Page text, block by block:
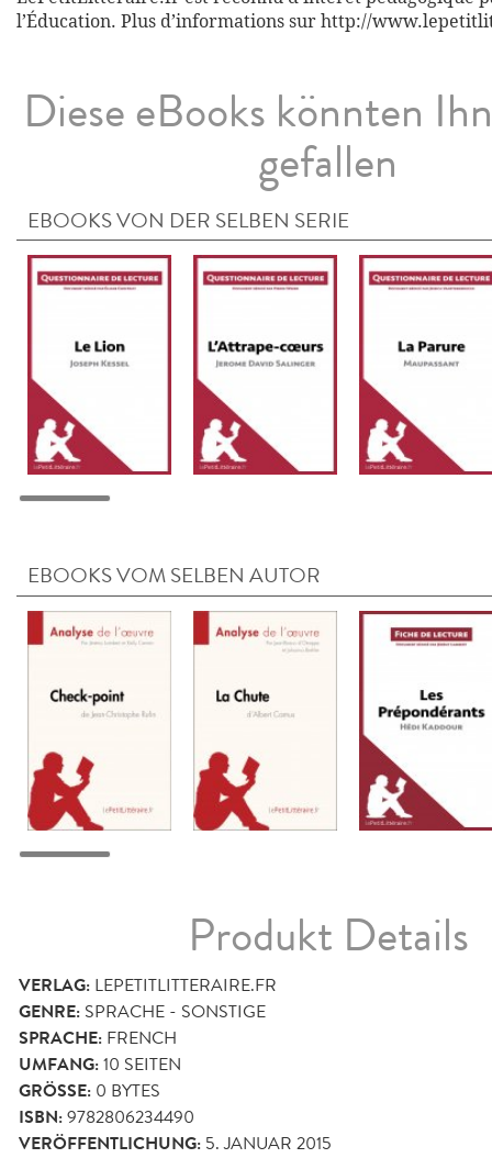
l’Éducation. Plus d’informations sur http://
Diese eBooks könnten
gefallen
EBOOKS VON DER SELBEN SERIE
EBOOKS VOM SELBEN AUTOR
Produkt Details
VERLAG: LEPETITLITTERAIRE.FR
GENRE: SPRACHE - SONSTIGE
SPRACHE: FRENCH
UMFANG:10 SEITEN
GRÖSSE: 0 BYTES
ISBN:9782806234490
VERÖFFENTLICHUNG: 5. JANUAR 2015